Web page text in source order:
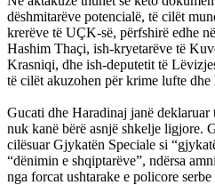
dëshmitarëve potencialë, të cilët
krerëve të UÇK-së, përfshirë edhe
Hashim Thaçi, ish-kryetarëve të
Krasniqi, dhe ish-deputetit të
të cilët akuzohen për krime lufte
Gucati dhe Haradinaj janë deklaruar
nuk kanë bërë asnjë shkelje ligjore.
cilësuar Gjykatën Speciale si
“dënimin e shqiptarëve”, ndërsa
nga forcat ushtarake e policore